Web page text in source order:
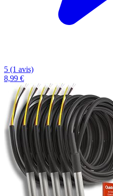
5 (1 avis)
8,99 €